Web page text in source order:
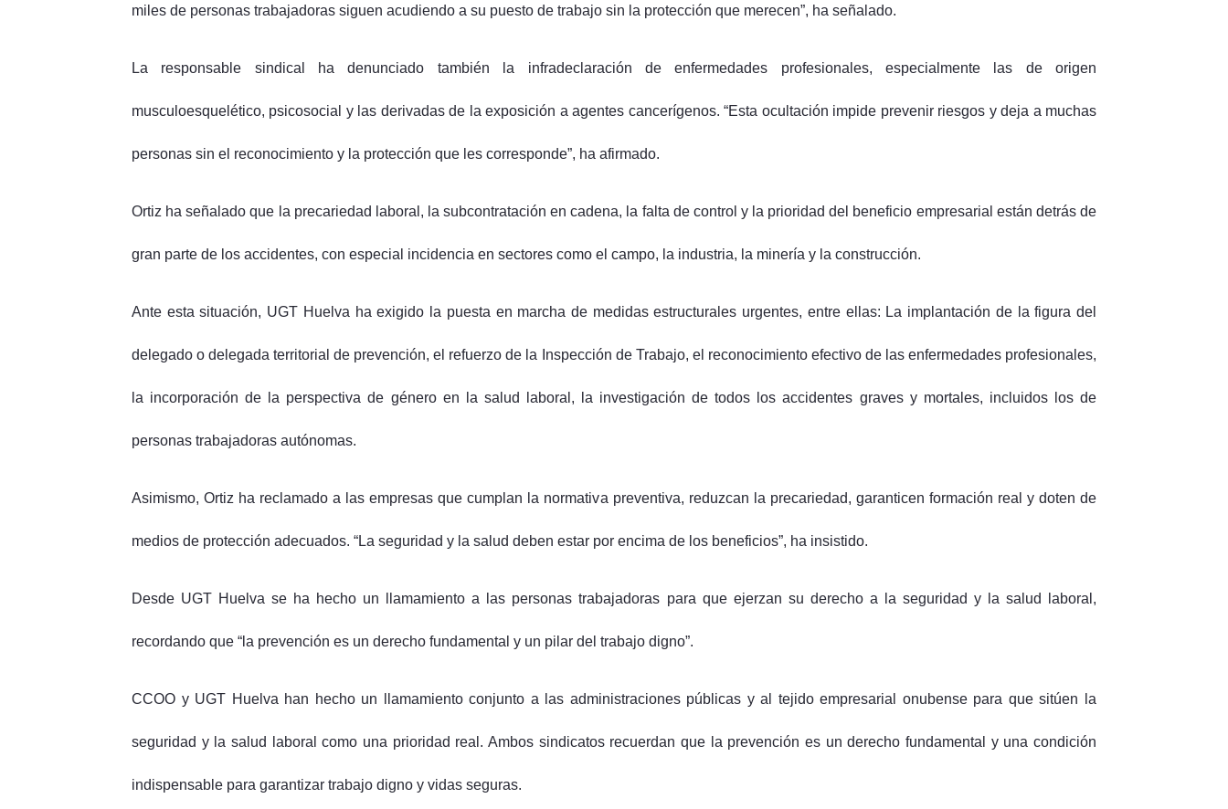
miles de personas trabajadoras siguen acudiendo a su puesto de trabajo sin la protección que merecen”, ha señalado.
La responsable sindical ha denunciado también la infradeclaración de enfermedades profesionales, especialmente las de origen
musculoesquelético, psicosocial y las derivadas de la exposición a agentes cancerígenos. “Esta ocultación impide prevenir riesgos y deja a muchas
personas sin el reconocimiento y la protección que les corresponde”, ha afirmado.
Ortiz ha señalado que la precariedad laboral, la subcontratación en cadena, la falta de control y la prioridad del beneficio empresarial están detrás de
gran parte de los accidentes, con especial incidencia en sectores como el campo, la industria, la minería y la construcción.
Ante esta situación, UGT Huelva ha exigido la puesta en marcha de medidas estructurales urgentes, entre ellas: La implantación de la figura del
delegado o delegada territorial de prevención, el refuerzo de la Inspección de Trabajo, el reconocimiento efectivo de las enfermedades profesionales,
la incorporación de la perspectiva de género en la salud laboral, la investigación de todos los accidentes graves y mortales, incluidos los de
personas trabajadoras autónomas.
Asimismo, Ortiz ha reclamado a las empresas que cumplan la normativa preventiva, reduzcan la precariedad, garanticen formación real y doten de
medios de protección adecuados. “La seguridad y la salud deben estar por encima de los beneficios”, ha insistido.
Desde UGT Huelva se ha hecho un llamamiento a las personas trabajadoras para que ejerzan su derecho a la seguridad y la salud laboral,
recordando que “la prevención es un derecho fundamental y un pilar del trabajo digno”.
CCOO y UGT Huelva han hecho un llamamiento conjunto a las administraciones públicas y al tejido empresarial onubense para que sitúen la
seguridad y la salud laboral como una prioridad real. Ambos sindicatos recuerdan que la prevención es un derecho fundamental y una condición
indispensable para garantizar trabajo digno y vidas seguras.